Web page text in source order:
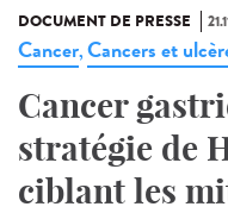
DOCUMENT DE PRESSE
Cancer,Cancers et
Cancer
stratégie de
ciblant les